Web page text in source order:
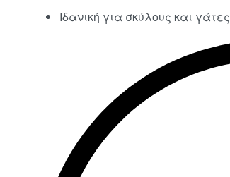
Ιδανική για σκύλους και γάτες